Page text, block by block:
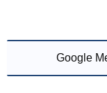
Google